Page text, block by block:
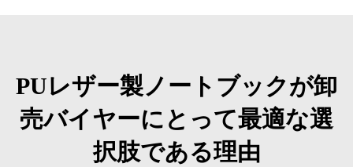
PUレザー製ノートブックが卸
売バイヤーにとって最適な選
択肢である理由